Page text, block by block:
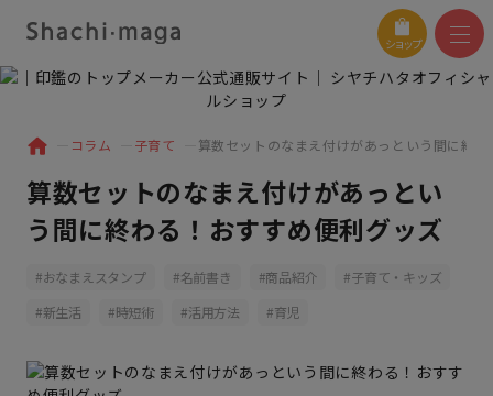
ショップ
コラム 子育て 算数セットのなまえ付けがあっという間に終
算数セットのなまえ付けがあっとい
う間に終わる！おすすめ便利グッズ
おなまえスタンプ 名前書き 商品紹介
子育て・キッズ
新生活
時短術 活用方法 育児